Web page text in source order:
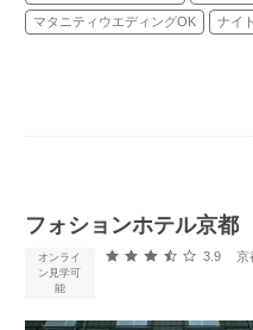
マタニティウエディングOK ナイ
フォションホテル京都
オンライ
ン見学可
能
口コミ
3.9 京